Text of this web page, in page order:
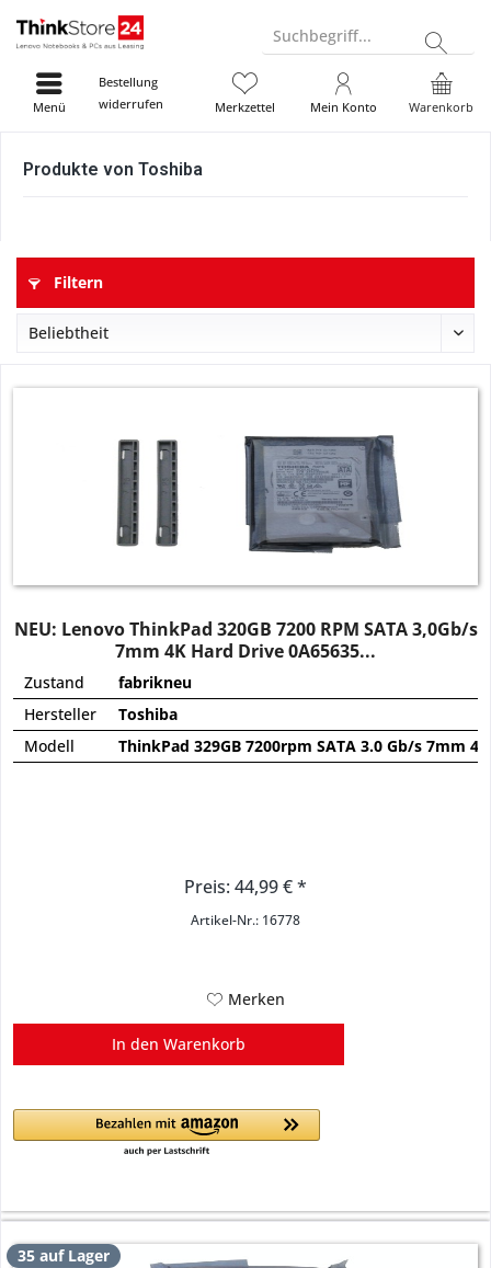
Suchbegriff...
Bestellung
widerrufen
Warenkorb
Merkzettel Mein Konto
Menü
Produkte von Toshiba
Filtern
NEU: Lenovo ThinkPad 320GB 7200 RPM SATA 3,0Gb/s
7mm 4K Hard Drive 0A65635...
Zustand
fabrikneu
Hersteller
Toshiba
Modell
ThinkPad 329GB 7200rpm SATA 3.0 Gb/s 7mm
Preis: 44,99 € *
Artikel-Nr.: 16778
Merken
In den Warenkorb
35 auf Lager